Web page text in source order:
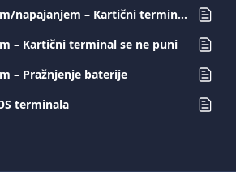
Problem s baterijom/napajanjem – Kartični terminal se gasi
– Kartični terminal se ne puni
– Pražnjenje baterije
terminala